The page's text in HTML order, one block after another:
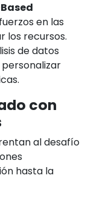
en las
los recursos.
de datos
con
al desafío
hasta la